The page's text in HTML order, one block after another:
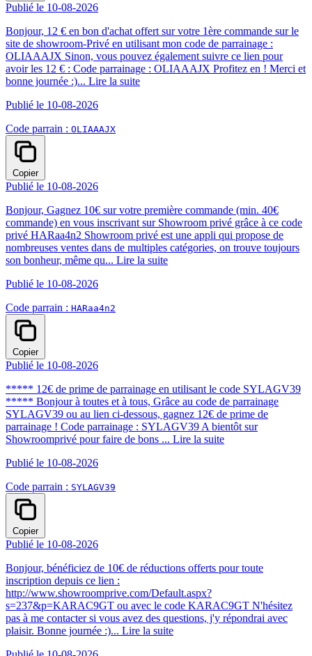
Publié le 10-08-2026
Bonjour, 12 € en bon d'achat offert sur votre 1ère commande sur le
site de showroom-Privé en utilisant mon code de parrainage :
OLIAAAJX Sinon, vous pouvez également suivre ce lien pour
avoir les 12 € : Code parrainage : OLIAAAJX Profitez en ! Merci et
bonne journée :)... Lire la suite
Publié le 10-08-2026
Code parrain : OLIAAAJX
Copier
Publié le 10-08-2026
Bonjour, Gagnez 10€ sur votre première commande (min. 40€
commande) en vous inscrivant sur Showroom privé grâce à ce code
privé HARaa4n2 Showroom privé est une appli qui propose de
nombreuses ventes dans de multiples catégories, on trouve toujours
son bonheur, même qu... Lire la suite
Publié le 10-08-2026
Code parrain : HARaa4n2
Copier
Publié le 10-08-2026
***** 12€ de prime de parrainage en utilisant le code SYLAGV39
***** Bonjour à toutes et à tous, Grâce au code de parrainage
SYLAGV39 ou au lien ci-dessous, gagnez 12€ de prime de
parrainage ! Code parrainage : SYLAGV39 A bientôt sur
Showroomprivé pour faire de bons ... Lire la suite
Publié le 10-08-2026
Code parrain : SYLAGV39
Copier
Publié le 10-08-2026
Bonjour, bénéficiez de 10€ de réductions offerts pour toute
inscription depuis ce lien :
http://www.showroomprive.com/Default.aspx?
s=237&p=KARAC9GT ou avec le code KARAC9GT N'hésitez
pas à me contacter si vous avez des questions, j'y répondrai avec
plaisir. Bonne journée :)... Lire la suite